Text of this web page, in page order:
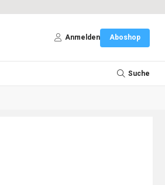
Anmelden Aboshop
Suche